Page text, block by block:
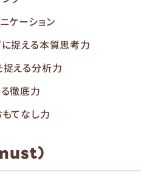
ケーション
捉える本質思考力
える分析力
徹底力
てなし力
）